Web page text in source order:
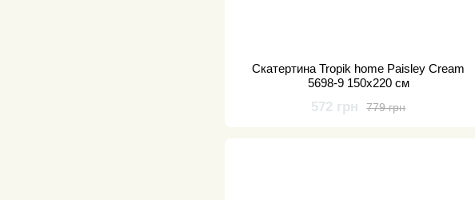
Скатертина Tropik home Paisley Cream
5698-9 150x220 см
779 грн
572 грн